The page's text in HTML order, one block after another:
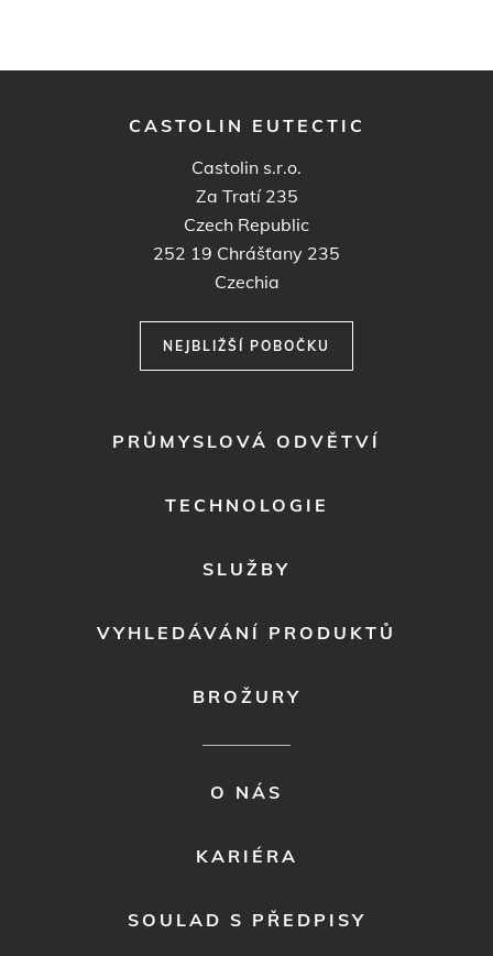
CASTOLIN EUTECTIC
Castolin s.r.o.
Za Tratí 235
Czech Republic
252 19 Chrášťany 235
Czechia
NEJBLIŽŠÍ POBOČKU
PRŮMYSLOVÁ ODVĚTVÍ
TECHNOLOGIE
SLUŽBY
VYHLEDÁVÁNÍ PRODUKTŮ
BROŽURY
O NÁS
KARIÉRA
SOULAD S PŘEDPISY